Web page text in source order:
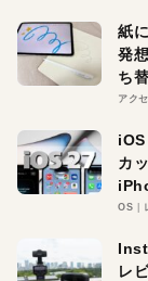
紙
発
ち
アク
カ
OS
レ